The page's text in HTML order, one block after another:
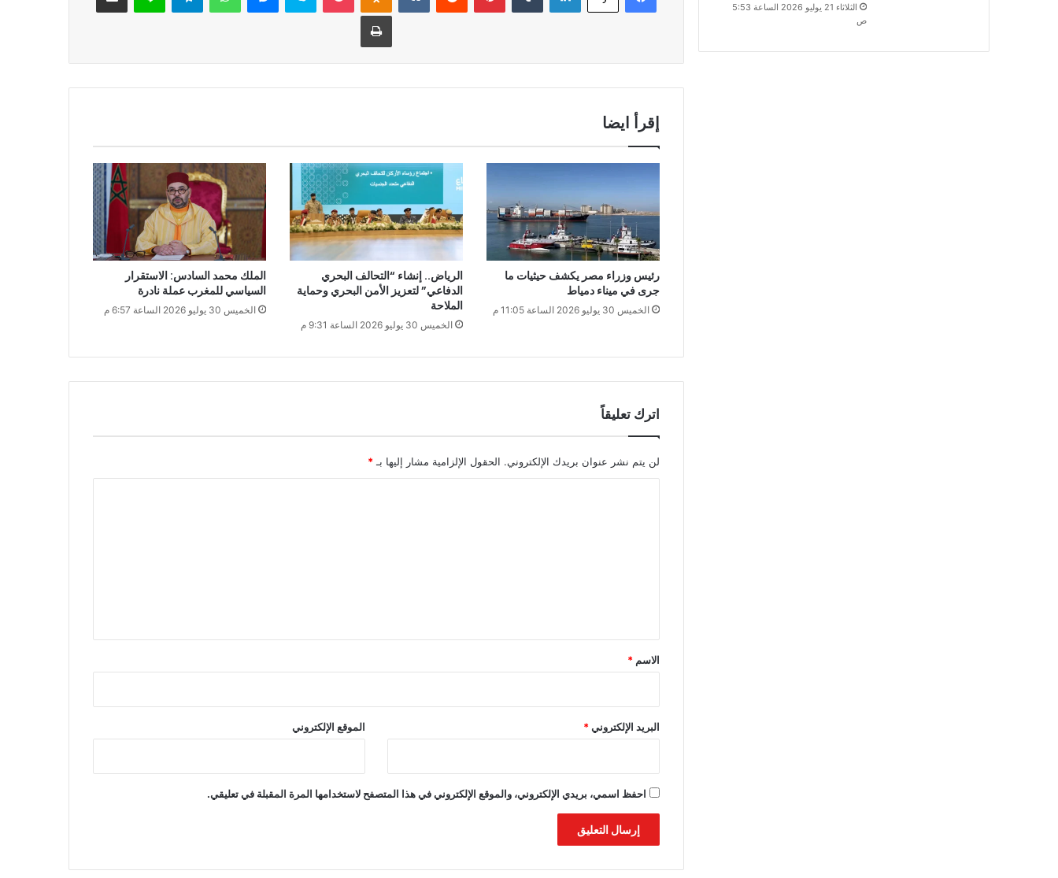
إقرأ ايضا
رئيس وزراء مصر يكشف حيثيات ما
جرى في ميناء دمياط
الخميس 30 يوليو 2026 الساعة 11:05 م
الرياض.. إنشاء “التحالف البحري
الدفاعي” لتعزيز الأمن البحري وحماية
الملاحة
الخميس 30 يوليو 2026 الساعة 9:31 م
الملك محمد السادس: الاستقرار
السياسي للمغرب عملة نادرة
الخميس 30 يوليو 2026 الساعة 6:57 م
اترك تعليقاً
لن يتم نشر عنوان بريدك الإلكتروني. الحقول الإلزامية مشار إليها بـ *
*
الاسم *
البريد الإلكتروني* الموقع الإلكتروني
احفظ اسمي، بريدي الإلكتروني، والموقع الإلكتروني في هذا المتصفح لاستخدامها المرة المقبلة في تعليقي.
الثلاثاء 21 يوليو 2026 الساعة 5:53
ص